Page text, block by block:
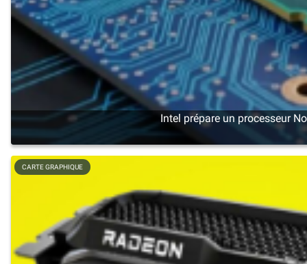
Intel prépare un processeur
CARTE GRAPHIQUE